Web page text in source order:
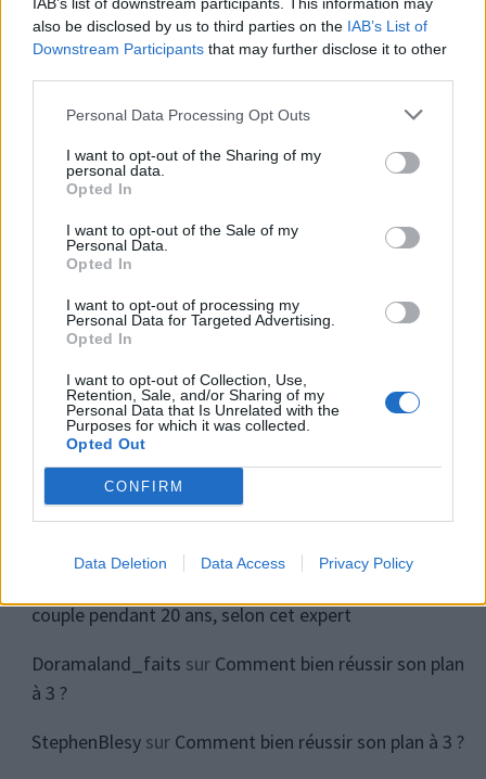
also be disclosed by us to third parties on the IAB’s List of
Downstream Participants that may further disclose it to other
Personal Data Processing Opt Outs
I want to opt-out of the Sharing of my
personal data.
Opted In
I want to opt-out of the Sale of my
Personal Data.
Opted In
I want to opt-out of processing my
Personal Data for Targeted Advertising.
Opted In
I want to opt-out of Collection, Use,
Retention, Sale, and/or Sharing of my
Personal Data that Is Unrelated with the
Purposes for which it was collected.
Opted Out
CONFIRM
Data Deletion Data Access Privacy Policy
Articles récents
Désactivez-le Facilement
Découvrez la clé simple
6 phrases puissantes pour imposer le respect sans crier
Couple : les surnoms amoureux les plus donnés dans le
monde (et les 5 préférés des Français !)
Variations du 69 : les conseils de notre sexologue pour
pimenter cette position sexuelle
Commentaires récents
couple pendant 20 ans, selon cet expert
Doramaland_faits sur Comment bien réussir son plan
à 3 ?
StephenBlesysur Comment bien réussir son plan à 3 ?